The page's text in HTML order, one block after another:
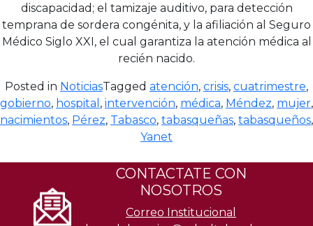
discapacidad; el tamizaje auditivo, para detección
temprana de sordera congénita, y la afiliación al Seguro
Médico Siglo XXI, el cual garantiza la atención médica al
recién nacido.
Posted in NoticiasTagged atención, crisis, cuatrimestre,
gobierno, hospital , intervención, médica, Méndez, mujer,
nacimientos, Pérez, Tabasco, tabasqueñas, tabasqueños,
Yanet
CONTACTATE CON
NOSOTROS
Correo Institucional